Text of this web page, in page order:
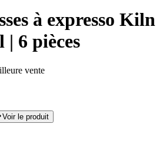
à expresso Kiln
| 6 pièces
vente
Voir le produit